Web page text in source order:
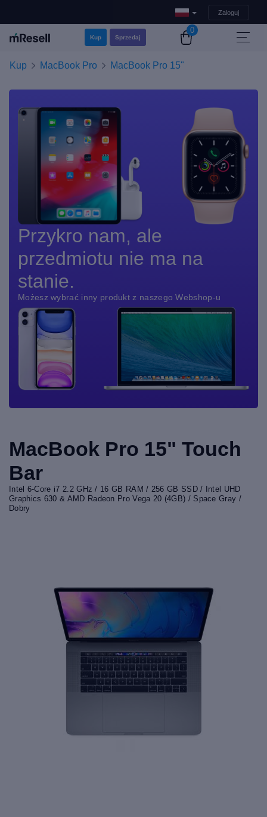
Zaloguj
Kup Sprzedaj
0
Kup MacBook Pro MacBook Pro 15"
Przykro nam, ale
przedmiotu nie ma na
stanie.
Możesz wybrać inny produkt z naszego Webshop-u
MacBook Pro 15" Touch
Bar
Intel 6-Core i7 2.2 GHz / 16 GB RAM / 256 GB SSD / Intel UHD
Graphics 630 & AMD Radeon Pro Vega 20 (4GB) / Space Gray /
Dobry